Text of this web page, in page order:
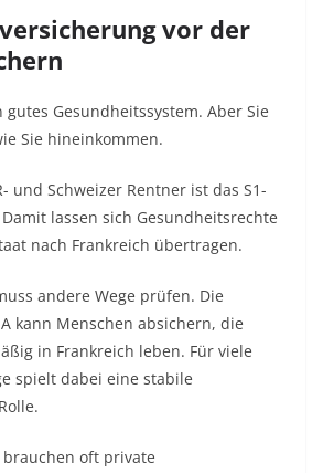
vor der
Gesundheitssystem. Aber Sie
Sie hineinkommen.
und Schweizer Rentner ist das S1-
lassen sich Gesundheitsrechte
nach Frankreich übertragen.
andere Wege prüfen. Die
kann Menschen absichern, die
in Frankreich leben. Für viele
spielt dabei eine stabile
brauchen oft private